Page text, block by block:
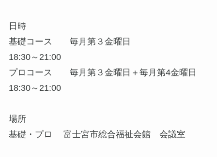
日時
基礎コース 毎月第３金曜日
18:30～21:00
プロコース 毎月第３金曜日＋毎月第4金曜日
18:30～21:00
場所
基礎・プロ 富士宮市総合福祉会館 会議室